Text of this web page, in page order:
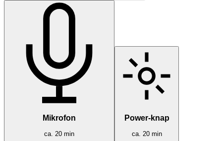
Mikrofon
ca. 20 min
Power-knap
ca. 20min